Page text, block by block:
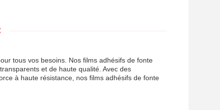
tous vos besoins. Nos films adhésifs de fonte
et de haute qualité. Avec des
à haute résistance, nos films adhésifs de fonte